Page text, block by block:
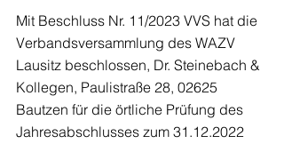
Mit Beschluss Nr. 11/2023 VVS hat die
Verbandsversammlung des WAZV
Lausitz beschlossen, Dr. Steinebach &
Kollegen, Paulistraße 28, 02625
Bautzen für die örtliche Prüfung des
Jahresabschlusses zum 31.12.2022